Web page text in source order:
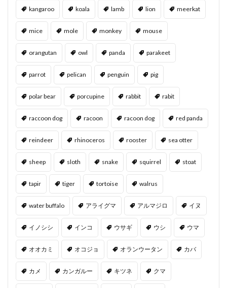
kangaroo koala lamb lion meerkat
mice mole monkey mouse
orangutan owl panda parakeet
parrot pelican penguin pig
polar bear porcupine rabbit rabit
raccoon dog racoon racoon dog red panda
reindeer rhinoceros rooster sea otter
sheep sloth snake squirrel stoat
tapir tiger tortoise walrus
water buffalo アライグマ アルマジロ イヌ
イノシシ インコ ウサギ ウシ ウマ
オオカミ オコジョ オランウータン カバ
カメ カンガルー キツネ クマ